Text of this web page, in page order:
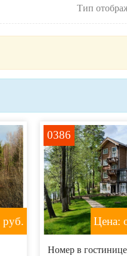
Тип
руб.
0386
Цена:
Номер в